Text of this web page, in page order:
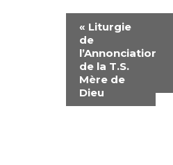
N
A
V
« Liturgie
de
l’Annonciation
de la T.S.
Mère de
Dieu